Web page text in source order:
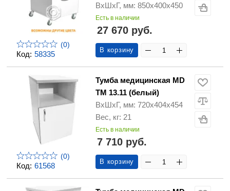
Код: 58335
(0)
ВхШхГ, мм: 850х400х450
Есть в наличии
27 670 руб.
В корзину
Код: 61568
(0)
Тумба медицинская MD
ТМ 13.11 (белый)
ВхШхГ, мм: 720х404х454
Вес, кг: 21
Есть в наличии
7 710 руб.
В корзину